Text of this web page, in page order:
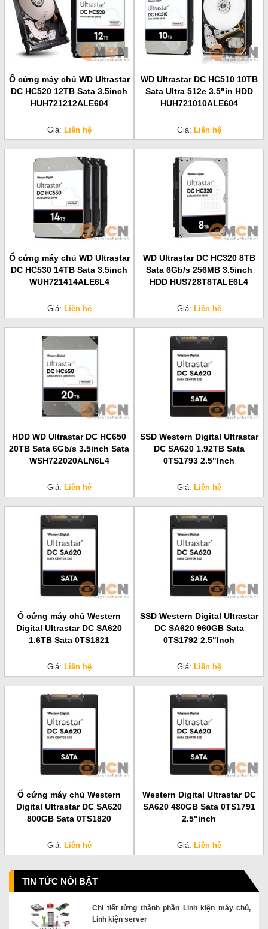
Ổ cứng máy chủ WD Ultrastar
DC HC520 12TB Sata 3.5inch
HUH721212ALE604
Giá: Liên hệ
WD Ultrastar DC HC510 10TB
Sata Ultra 512e 3.5"in HDD
HUH721010ALE604
Giá: Liên hệ
Ổ cứng máy chủ WD Ultrastar
DC HC530 14TB Sata 3.5inch
WUH721414ALE6L4
Giá: Liên hệ
WD Ultrastar DC HC320 8TB
Sata 6Gb/s 256MB 3.5inch
HDD HUS728T8TALE6L4
Giá: Liên hệ
HDD WD Ultrastar DC HC650
20TB Sata 6Gb/s 3.5inch Sata
WSH722020ALN6L4
Giá: Liên hệ
SSD Western Digital Ultrastar
DC SA620 1.92TB Sata
0TS1793 2.5"Inch
Giá: Liên hệ
Ổ cứng máy chủ Western
Digital Ultrastar DC SA620
1.6TB Sata 0TS1821
Giá: Liên hệ
SSD Western Digital Ultrastar
DC SA620 960GB Sata
0TS1792 2.5"Inch
Giá: Liên hệ
Ổ cứng máy chủ Western
Digital Ultrastar DC SA620
800GB Sata 0TS1820
Giá: Liên hệ
Western Digital Ultrastar DC
SA620 480GB Sata 0TS1791
2.5"inch
Giá: Liên hệ
TIN TỨC NỔI BẬT
Chi tiết từng thành phần Linh kiện máy chủ,
Linh kiện server